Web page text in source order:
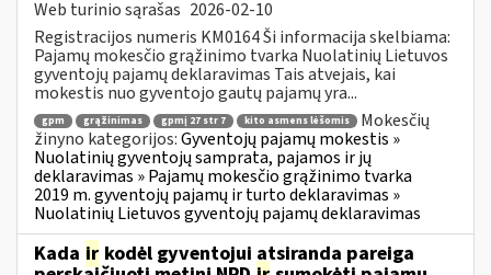
Web turinio sąrašas 2026-02-10
Registracijos numeris KM0164 Ši informacija skelbiama:
Pajamų mokesčio grąžinimo tvarka Nuolatinių Lietuvos
gyventojų pajamų deklaravimas Tais atvejais, kai
mokestis nuo gyventojo gautų pajamų yra...
gpm grąžinimas gpmį 27 str 7 kito asmens lėšomis
Mokesčių
žinyno kategorijos:Gyventojų pajamų mokestis »
Nuolatinių gyventojų samprata, pajamos ir jų
deklaravimas » Pajamų mokesčio grąžinimo tvarka
2019 m. gyventojų pajamų ir turto deklaravimas »
Nuolatinių Lietuvos gyventojų pajamų deklaravimas
Kada ir kodėl gyventojui atsiranda pareiga